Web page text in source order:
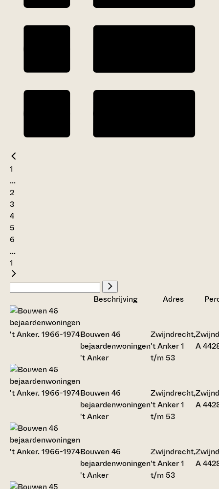
1
...
2
3
4
5
6
...
1
Beschrijving Adres
Bouwen 46
bejaardenwoningen
't Anker
Zwijndrecht,
't Anker 1
t/m 53
A
Bouwen 46
bejaardenwoningen
't Anker
Zwijndrecht,
't Anker 1
t/m 53
A
Bouwen 46
bejaardenwoningen
't Anker
Zwijndrecht,
't Anker 1
t/m 53
A